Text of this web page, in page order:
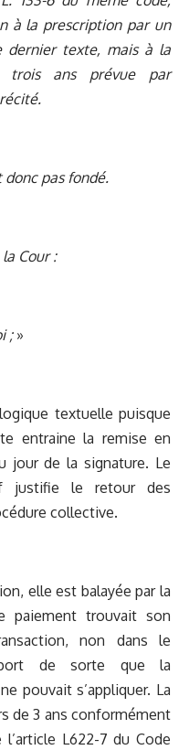
à la prescription par un
dernier texte, mais à la
trois ans prévue par
donc pas fondé.
la Cour :
;»
textuelle puisque
entraine la remise en
jour de la signature. Le
justifie le retour des
collective.
elle est balayée par la
paiement trouvait son
non dans le
de sorte que la
pouvait s’appliquer. La
de 3 ans conformément
L622-7 du Code